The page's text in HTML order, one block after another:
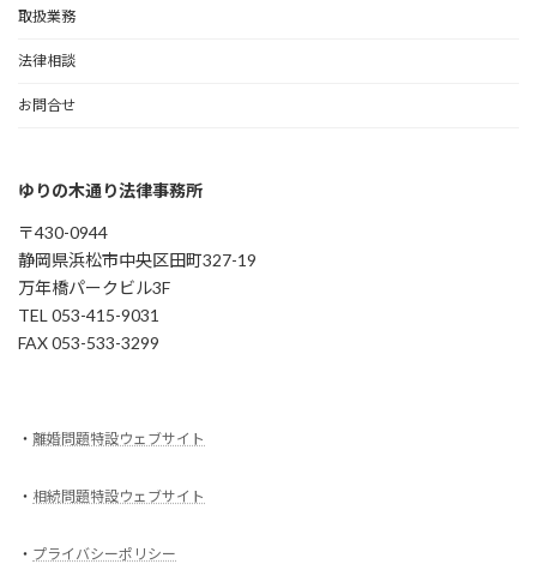
取扱業務
法律相談
お問合せ
ゆりの木通り法律事務所
〒430-0944
静岡県浜松市中央区田町327-19
万年橋パークビル3F
TEL 053-415-9031
FAX 053-533-3299
・ 離婚問題特設ウェブサイト
・ 相続問題特設ウェブサイト
・ プライバシーポリシー